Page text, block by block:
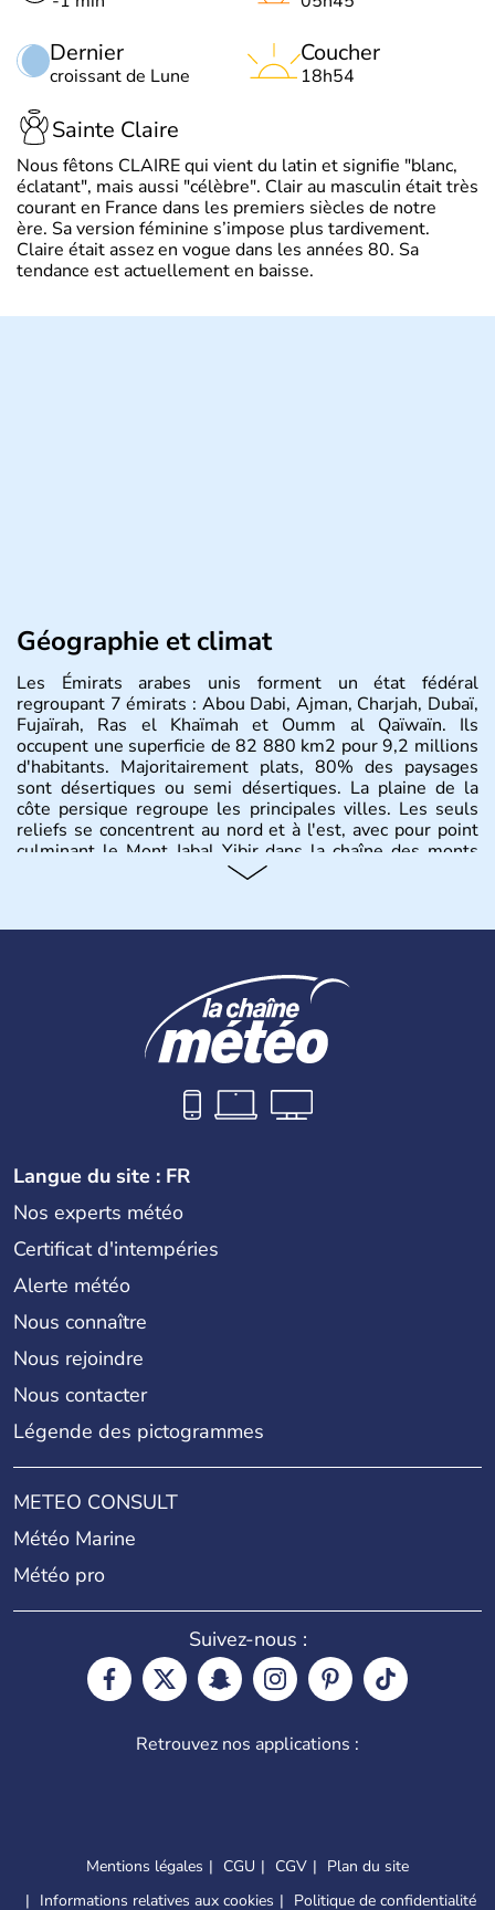
Dernier
croissant de Lune
Coucher
18h54
Sainte Claire
Nous fêtons CLAIRE qui vient du latin et signifie "blanc,
éclatant", mais aussi "célèbre". Clair au masculin était très
courant en France dans les premiers siècles de notre
ère. Sa version féminine s’impose plus tardivement.
Claire était assez en vogue dans les années 80. Sa
tendance est actuellement en baisse.
Géographie et climat
Les Émirats arabes unis forment un état fédéral
regroupant 7 émirats : Abou Dabi, Ajman, Charjah, Dubaï,
Fujaïrah, Ras el Khaïmah et Oumm al Qaïwaïn. Ils
occupent une superficie de 82 880 km2 pour 9,2 millions
d'habitants. Majoritairement plats, 80% des paysages
sont désertiques ou semi désertiques. La plaine de la
côte persique regroupe les principales villes. Les seuls
reliefs se concentrent au nord et à l'est, avec pour point
culminant le Mont Jabal Yibir dans la chaîne des monts
Langue du site : FR
Nos experts météo
Certificat d'intempéries
Alerte météo
Nous connaître
Nous rejoindre
Nous contacter
Légende des pictogrammes
METEO CONSULT
Météo Marine
Météo pro
Suivez-nous :
Retrouvez nos applications :
Mentions légales CGU CGV
Plan du site
Informations relatives aux cookies
Politique de confidentialité